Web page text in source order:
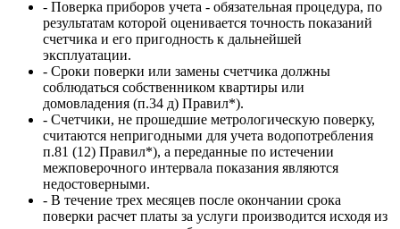
- Поверка приборов учета - обязательная процедура, по
результатам которой оценивается точность показаний
счетчика и его пригодность к дальнейшей
эксплуатации.
- Сроки поверки или замены счетчика должны
соблюдаться собственником квартиры или
домовладения (п.34 д) Правил*).
- Счетчики, не прошедшие метрологическую поверку,
считаются непригодными для учета водопотребления
п.81 (12) Правил*), а переданные по истечении
межповерочного интервала показания являются
недостоверными.
- В течение трех месяцев после окончании срока
поверки расчет платы за услуги производится исходя из